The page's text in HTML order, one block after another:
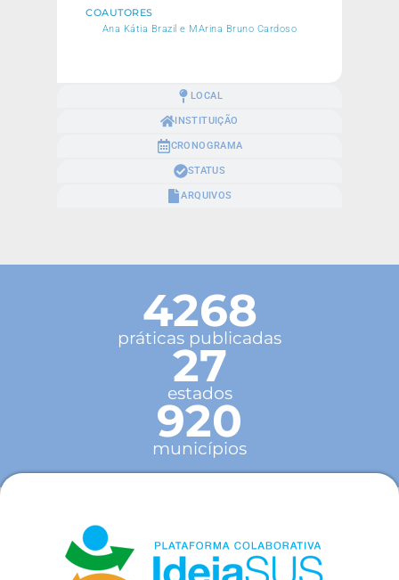
LOCAL
INSTITUIÇÃO
CRONOGRAMA
STATUS
ARQUIVOS
COAUTORES
Ana Kátia Brazil e MArina Bruno Cardoso
4268
práticas publicadas
27
estados
920
municípios